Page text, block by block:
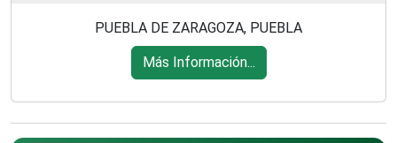
PUEBLA DE ZARAGOZA, PUEBLA
Más Información...